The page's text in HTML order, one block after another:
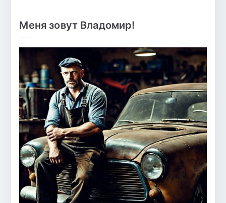
Меня зовут Владомир!